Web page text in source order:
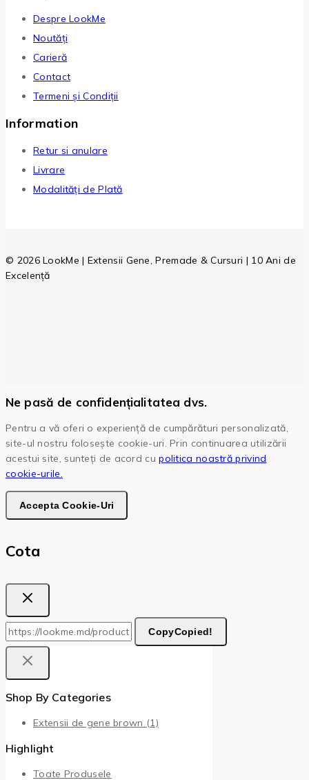
Despre LookMe
Noutăți
Carieră
Contact
Termeni și Condiții
Information
Retur si anulare
Livrare
Modalități de Plată
© 2026 LookMe | Extensii Gene, Premade & Cursuri | 10 Ani de
Excelență
Ne pasă de confidențialitatea dvs.
Pentru a vă oferi o experiență de cumpărături personalizată,
site-ul nostru folosește cookie-uri. Prin continuarea utilizării
acestui site, sunteți de acord cupolitica noastră privind
cookie-urile.
Accepta Cookie-Uri
Cota
CopyCopied!
Shop By Categories
Extensii de gene brown (1)
Highlight
Toate Produsele